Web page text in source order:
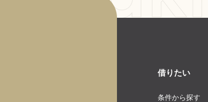
借りたい
条件から探す